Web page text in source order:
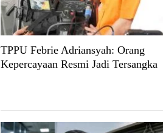
TPPU Febrie Adriansyah: Orang
Kepercayaan Resmi Jadi Tersangka